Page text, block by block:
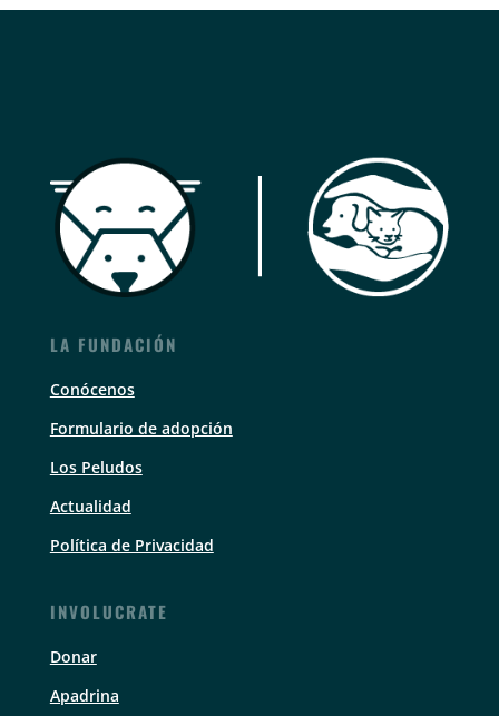
LA FUNDACIÓN
Conócenos
Formulario de adopción
Los Peludos
Actualidad
Política de Privacidad
INVOLUCRATE
Donar
Apadrina